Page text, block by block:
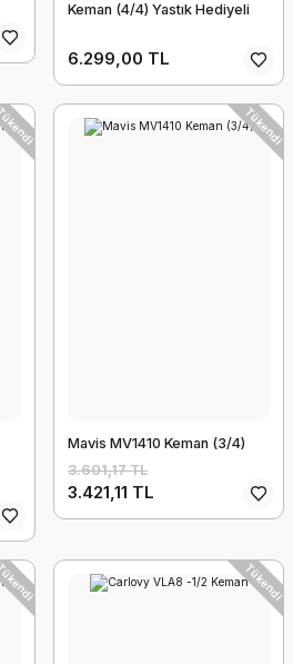
Keman (4/4) Yastık Hediyeli
6.299,00 TL
Tükendi
Mavis MV1410 Keman (3/4)
3.601,17 TL
3.421,11 TL
Tükendi